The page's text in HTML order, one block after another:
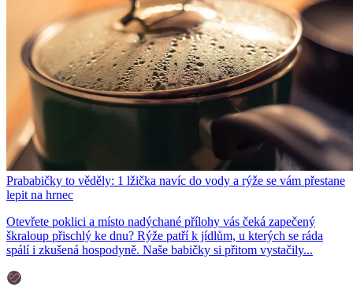
Prababičky to věděly: 1 lžička navíc do vody a rýže se vám přestane
lepit na hrnec
Otevřete poklici a místo nadýchané přílohy vás čeká zapečený
škraloup přischlý ke dnu? Rýže patří k jídlům, u kterých se ráda
spálí i zkušená hospodyně. Naše babičky si přitom vystačily...